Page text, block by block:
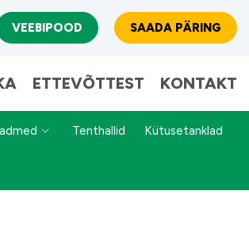
VEEBIPOOD SAADA PÄRING
ETTEVÕTTEST KONTAKT
Tenthallid Kütusetanklad